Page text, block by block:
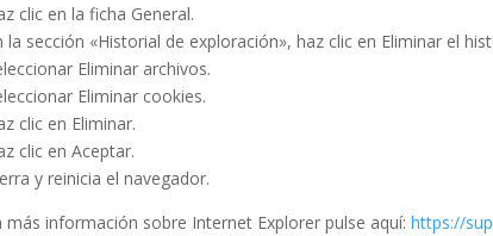
clic en la ficha General.
la sección «Historial de exploración», haz clic en Eliminar el
Eliminar archivos.
Eliminar cookies.
clic en Eliminar.
clic en Aceptar.
y reinicia el navegador.
más información sobre Internet Explorer pulse aquí: https://